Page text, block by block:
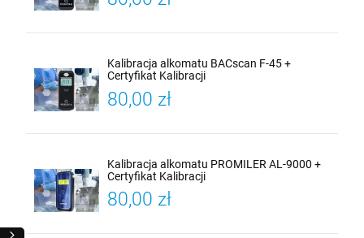
Kalibracja alkomatu BACscan F-45 +
Certyfikat Kalibracji
80,00 zł
Kalibracja alkomatu PROMILER AL-9000 +
Certyfikat Kalibracji
80,00 zł